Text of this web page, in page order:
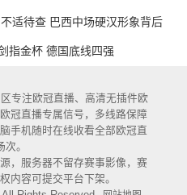
适待查 巴西中场硬汉形象背后
指金杯 德国底线四强
专注欧冠直播、高清无插件欧
冠直播专属信号，多线路保障
手机随时在线收看全部欧冠直
次。
，服务器不留存赛事影像，赛
内容可提交平台下架。